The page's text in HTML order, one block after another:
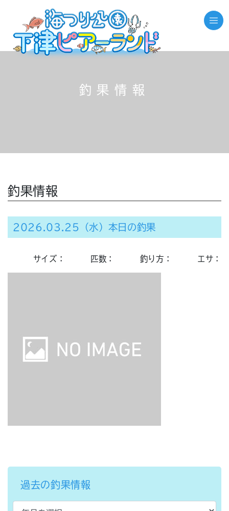
釣果情報
釣果情報
2026.03.25（水）本日の釣果
サイズ： 匹数： 釣り方： エサ：
過去の釣果情報